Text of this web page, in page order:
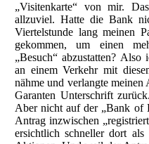
„Visitenkarte“ von mir.
allzuviel. Hatte die Bank
Viertelstunde lang meinen
gekommen, um einen
„Besuch“ abzustatten?
an einem Verkehr mit
nähme und verlangte
Garanten Unterschrift
Aber nicht auf der „Bank of
Antrag inzwischen
ersichtlich schneller dort als